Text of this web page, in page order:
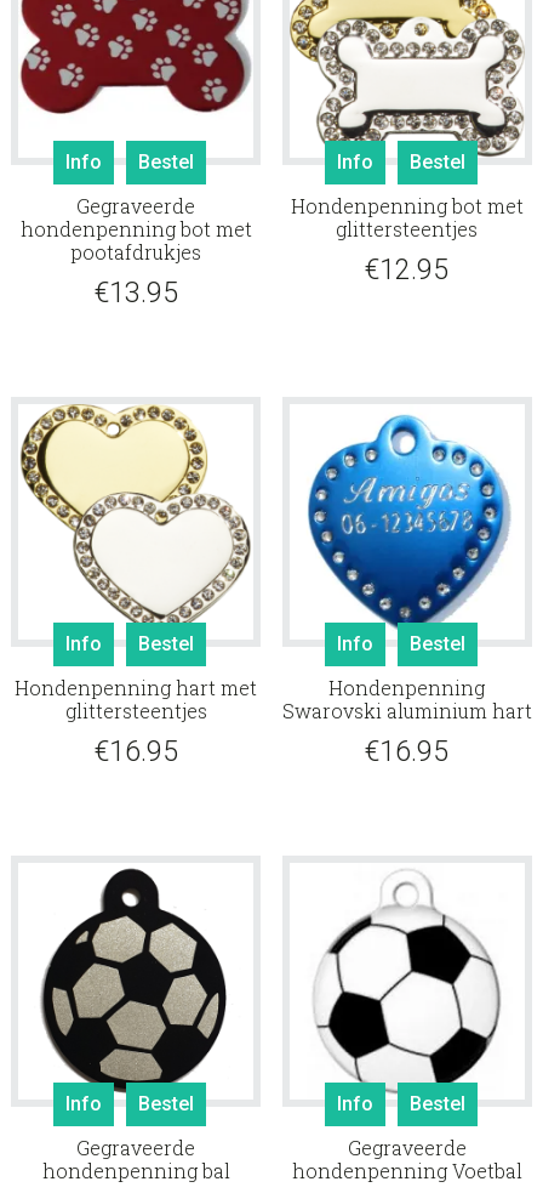
Info Bestel
Gegraveerde
hondenpenning bot met
pootafdrukjes
€13.95
Info Bestel
Hondenpenning bot met
glittersteentjes
€12.95
Info Bestel
Hondenpenning hart met
glittersteentjes
€16.95
Info Bestel
Hondenpenning
Swarovski aluminium hart
€16.95
Info Bestel
Gegraveerde
hondenpenning bal
Info Bestel
Gegraveerde
hondenpenning Voetbal